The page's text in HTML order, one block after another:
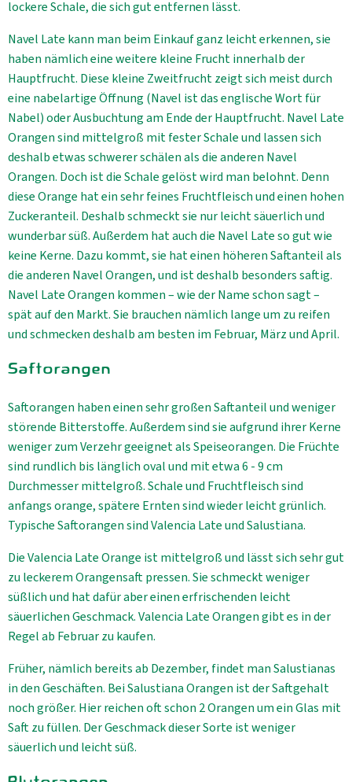
lockere Schale, die sich gut entfernen lässt.
Navel Late kann man beim Einkauf ganz leicht erkennen, sie
haben nämlich eine weitere kleine Frucht innerhalb der
Hauptfrucht. Diese kleine Zweitfrucht zeigt sich meist durch
eine nabelartige Öffnung (Navel ist das englische Wort für
Nabel) oder Ausbuchtung am Ende der Hauptfrucht. Navel Late
Orangen sind mittelgroß mit fester Schale und lassen sich
deshalb etwas schwerer schälen als die anderen Navel
Orangen. Doch ist die Schale gelöst wird man belohnt. Denn
diese Orange hat ein sehr feines Fruchtfleisch und einen hohen
Zuckeranteil. Deshalb schmeckt sie nur leicht säuerlich und
wunderbar süß. Außerdem hat auch die Navel Late so gut wie
keine Kerne. Dazu kommt, sie hat einen höheren Saftanteil als
die anderen Navel Orangen, und ist deshalb besonders saftig.
Navel Late Orangen kommen – wie der Name schon sagt –
spät auf den Markt. Sie brauchen nämlich lange um zu reifen
und schmecken deshalb am besten im Februar, März und April.
Saftorangen
Saftorangen haben einen sehr großen Saftanteil und weniger
störende Bitterstoffe. Außerdem sind sie aufgrund ihrer Kerne
weniger zum Verzehr geeignet als Speiseorangen. Die Früchte
sind rundlich bis länglich oval und mit etwa 6 - 9 cm
Durchmesser mittelgroß. Schale und Fruchtfleisch sind
anfangs orange, spätere Ernten sind wieder leicht grünlich.
Typische Saftorangen sind Valencia Late und Salustiana.
Die Valencia Late Orange ist mittelgroß und lässt sich sehr gut
zu leckerem Orangensaft pressen. Sie schmeckt weniger
süßlich und hat dafür aber einen erfrischenden leicht
säuerlichen Geschmack. Valencia Late Orangen gibt es in der
Regel ab Februar zu kaufen.
Früher, nämlich bereits ab Dezember, findet man Salustianas
in den Geschäften. Bei Salustiana Orangen ist der Saftgehalt
noch größer. Hier reichen oft schon 2 Orangen um ein Glas mit
Saft zu füllen. Der Geschmack dieser Sorte ist weniger
säuerlich und leicht süß.